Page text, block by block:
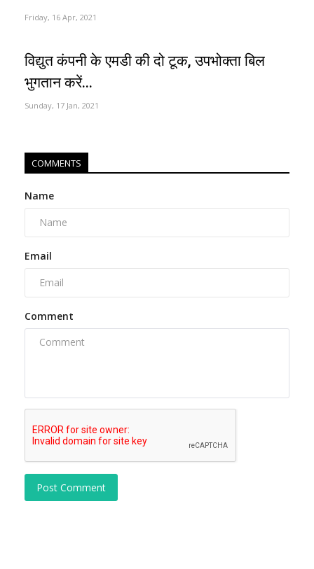
Friday, 16 Apr, 2021
विद्युत कंपनी के एमडी की दो टूक, उपभोक्ता बिल
भुगतान करें...
Sunday, 17 Jan, 2021
COMMENTS
Name
Email
Comment
Post Comment